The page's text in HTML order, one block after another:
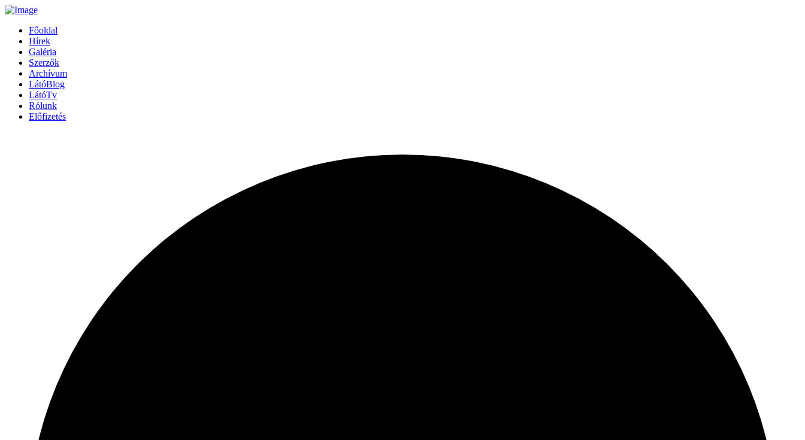
Főoldal
Hírek
Galéria
Szerzők
Archívum
LátóBlog
LátóTv
Rólunk
Előfizetés